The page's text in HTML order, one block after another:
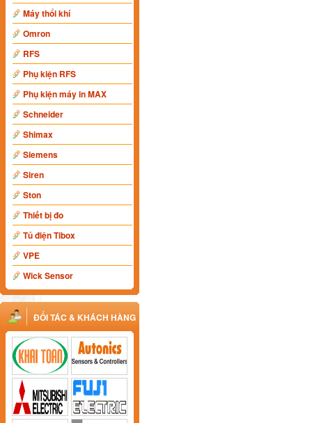
Máy thổi khí
Omron
RFS
Phụ kiện RFS
Phụ kiện máy in MAX
Schneider
Shimax
Siemens
Siren
Ston
Thiết bị đo
Tủ điện Tibox
VPE
Wick Sensor
ĐỐI TÁC & KHÁCH HÀNG